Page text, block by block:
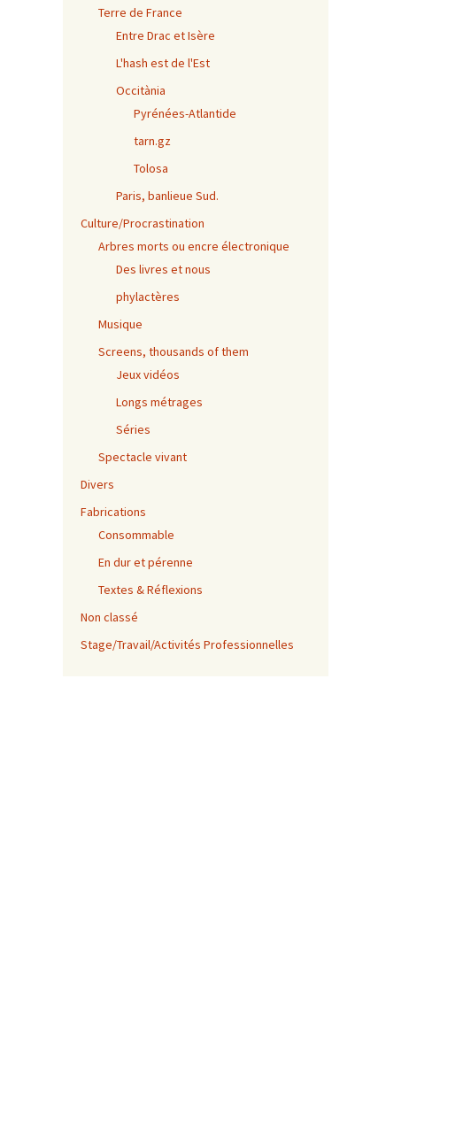
Terre de France
Entre Drac et Isère
L'hash est de l'Est
Occitània
Pyrénées-Atlantide
tarn.gz
Tolosa
Paris, banlieue Sud.
Culture/Procrastination
Arbres morts ou encre électronique
Des livres et nous
phylactères
Musique
Screens, thousands of them
Jeux vidéos
Longs métrages
Séries
Spectacle vivant
Divers
Fabrications
Consommable
En dur et pérenne
Textes & Réflexions
Non classé
Stage/Travail/Activités Professionnelles